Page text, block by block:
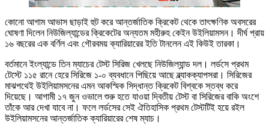
কোনো আগাম আভাস ছাড়াই হুট করে আন্তর্জাতিক ক্রিকেট থেকে তাৎক্ষণিক অবসরের
ঘোষণা দিলেন নিউজিল্যান্ডের ক্রিকেটের অন্যতম মহীরুহ কেইন উইলিয়ামসন। দীর্ঘ প্রায়
১৬ বছরের এক বর্ণিল এবং গৌরবময় ক্যারিয়ারের ইতি টানলেন এই কিউই তারকা।
বর্তমানে ইংল্যান্ডে তিন ম্যাচের টেস্ট সিরিজ খেলছে নিউজিল্যান্ড দল। লর্ডসে প্রথম
টেস্টে ১১৫ রানে হেরে সিরিজে ১-০ ব্যবধানে পিছিয়ে আছে ব্ল্যাকক্যাপসরা। সিরিজের
মাঝপথেই উইলিয়ামসনের এমন আকস্মিক সিদ্ধান্ত ক্রিকেট বিশ্বকে স্তব্ধ করে
দিয়েছে। আগামী ১৭ জুন ওভালে শুরু হতে যাওয়া দ্বিতীয় টেস্ট বা সিরিজের বাকি অংশে
তাঁকে আর দেখা যাবে না। ফলে লর্ডসের সেই ঐতিহাসিক প্রথম টেস্টটিই হয়ে রইল
উইলিয়ামসনের আন্তর্জাতিক ক্যারিয়ারের শেষ ম্যাচ।